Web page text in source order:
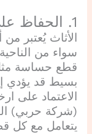
1. الحفاظ على سلامة العفش
الأثاث يُعتبر من
سواء من
قطع حساسة
بسيط قد يؤدي
الاعتماد
(شركة حربي)
يتعامل مع كل